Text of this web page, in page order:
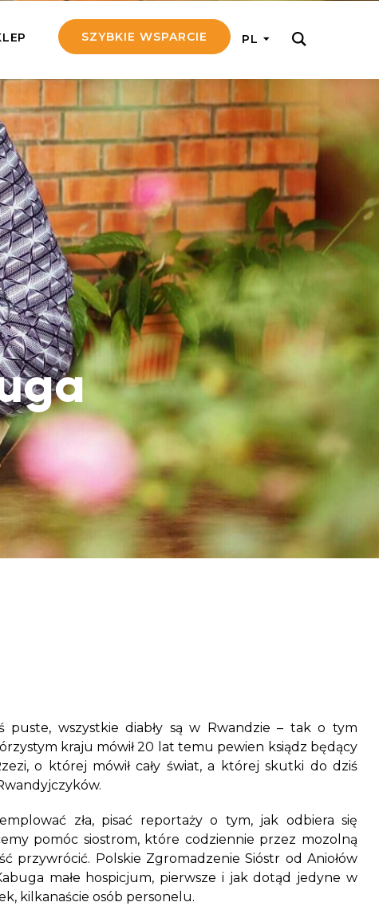
REGULARNIE
nam 5!
efektywnie, przekazując na
5 zł tygodniowo
Seniora
do rodziny Seniora, wspierając
finansowo i emocjonalnie
Aniołów
pracę konkretnego misjonarza
z nim kontakcie
dla Życia
dziecko cierpiące z powodu
i wspieraj edukację rodziców
SZYBKIE WSPARCIE PL
puste, wszystkie diabły są w Rwandzie – tak o tym
kraju mówił 20 lat temu pewien ksiądz będący
o której mówił cały świat, a której skutki do dziś
zła, pisać reportaży o tym, jak odbiera się
pomóc siostrom, które codziennie przez mozolną
przywrócić. Polskie Zgromadzenie Sióstr od Aniołów
małe hospicjum, pierwsze i jak dotąd jedyne w
kilkanaście osób personelu.